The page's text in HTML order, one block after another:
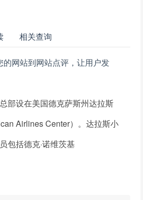
相关查询
的网站到网站点评，让用户发
部设在美国德克萨斯州达拉斯
Airlines Center）。达拉斯小
包括德克·诺维茨基